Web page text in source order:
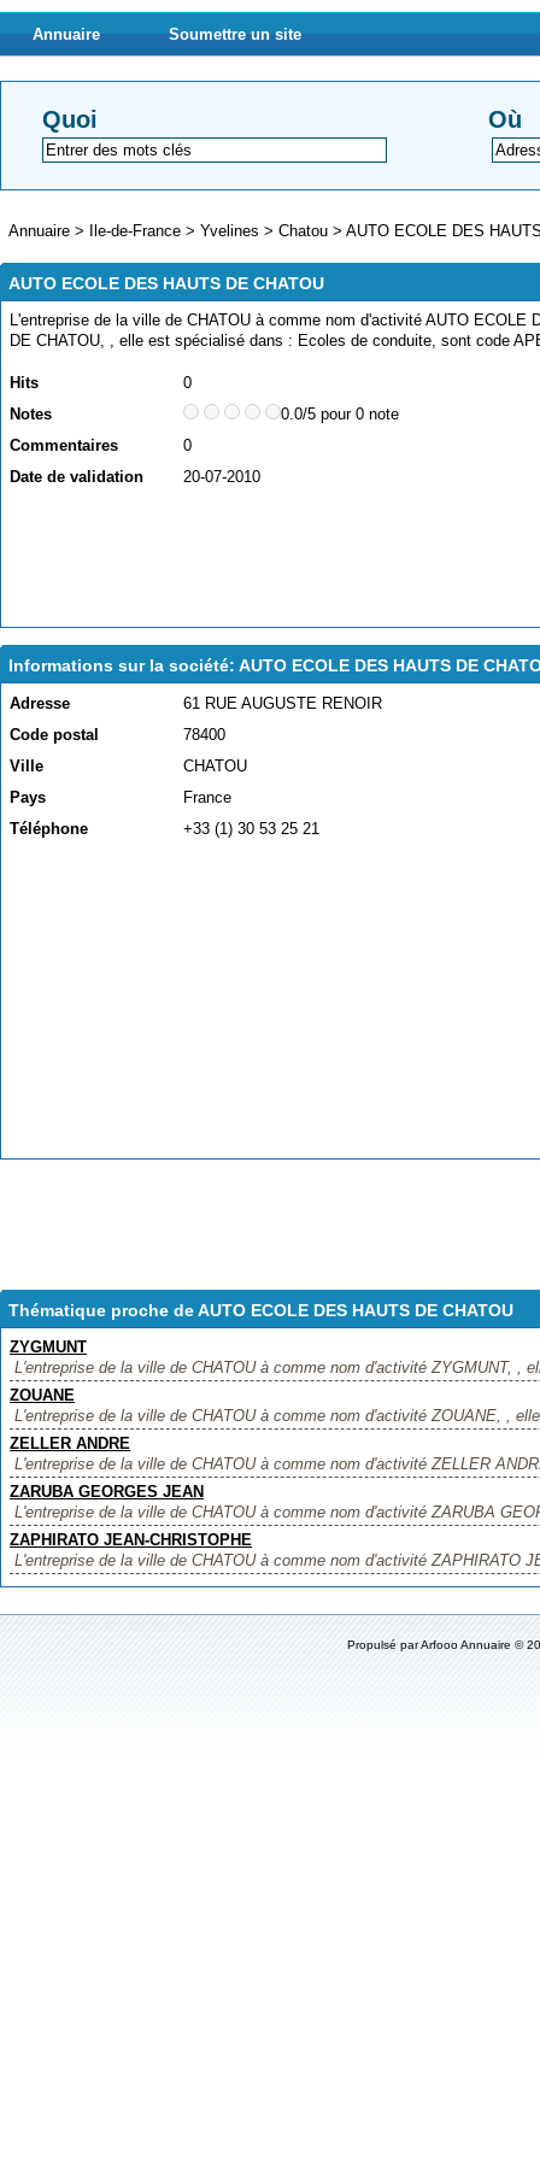
Annuaire Soumettre un site
Quoi Où
Annuaire > Ile-de-France > Yvelines > Chatou > AUTO ECOLE DES
AUTO ECOLE DES HAUTS DE CHATOU
L'entreprise de la ville de CHATOU à comme nom d'activité AUTO ECOLE
DE CHATOU, , elle est spécialisé dans : Ecoles de conduite, sont code
Hits
0
Notes
0.0/5 pour 0 note
Commentaires
0
Date de validation
20-07-2010
Informations sur la société: AUTO ECOLE DES HAUTS DE
Adresse
61 RUE AUGUSTE RENOIR
Code postal
78400
Ville
CHATOU
Pays
France
Téléphone
+33 (1) 30 53 25 21
Thématique proche de AUTO ECOLE DES HAUTS DE CHATOU
ZYGMUNT
L'entreprise de la ville de CHATOU à comme nom d'activité ZYGMUNT, ,
ZOUANE
L'entreprise de la ville de CHATOU à comme nom d'activité ZOUANE, ,
ZELLER ANDRE
L'entreprise de la ville de CHATOU à comme nom d'activité ZELLER
ZARUBA GEORGES JEAN
L'entreprise de la ville de CHATOU à comme nom d'activité ZARUBA
ZAPHIRATO JEAN-CHRISTOPHE
L'entreprise de la ville de CHATOU à comme nom d'activité ZAPHIRATO
Propulsé parArfooo Annuaire ©